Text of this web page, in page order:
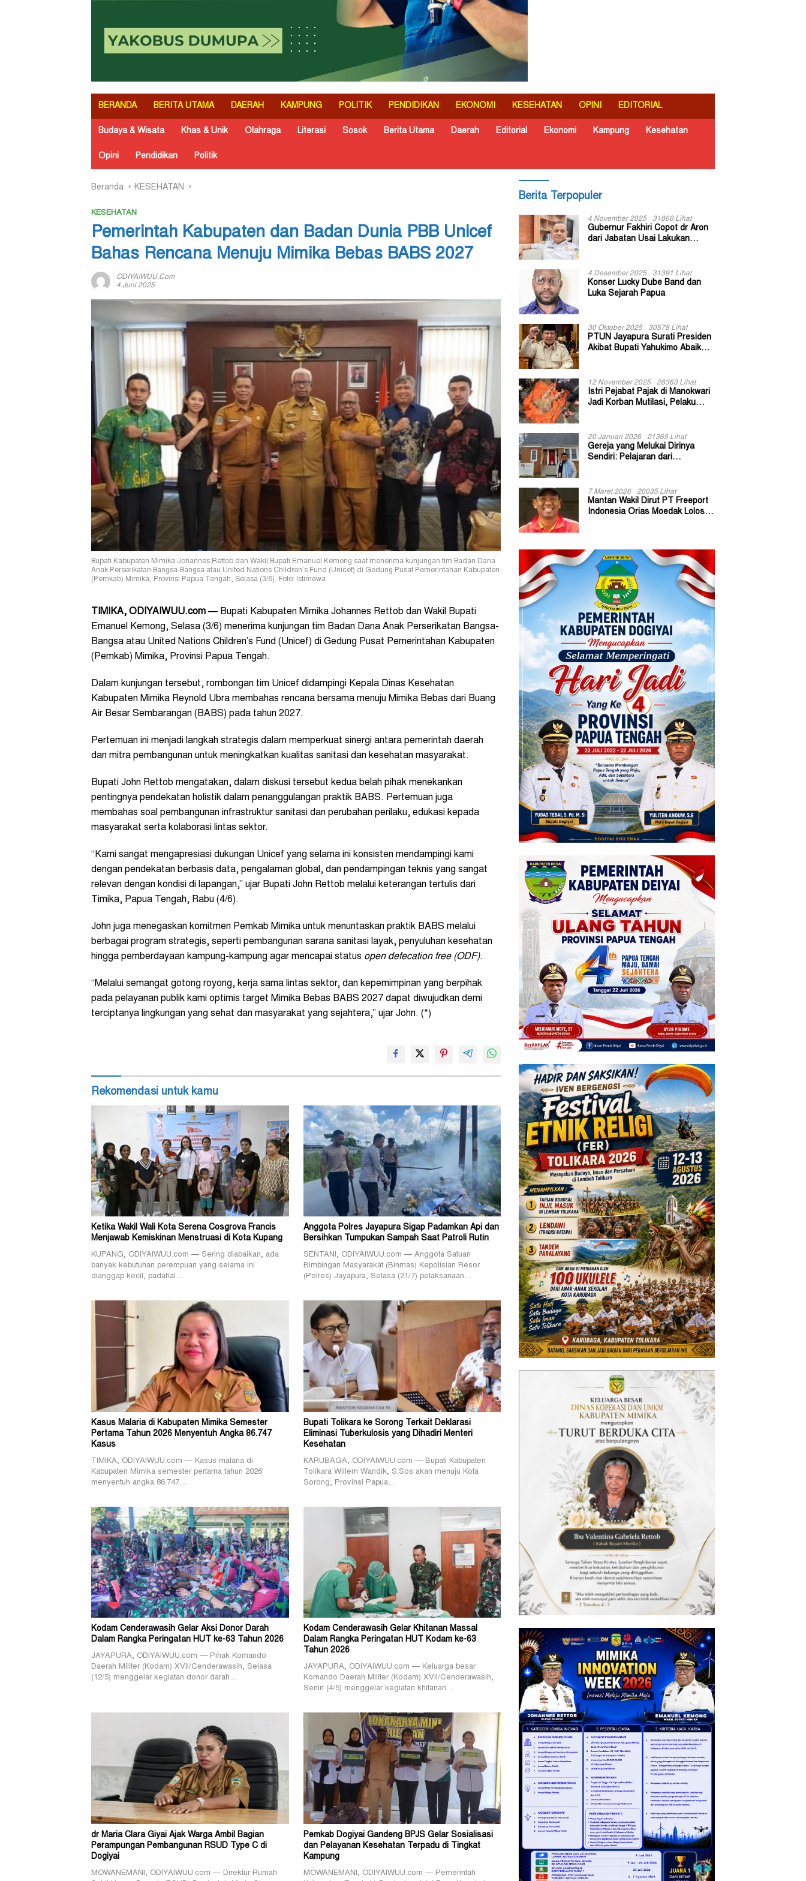
BERANDA BERITA UTAMA DAERAH KAMPUNG POLITIK PENDIDIKAN EKONOMI KESEHATAN OPINI EDITORIAL
Budaya & Wisata Khas & Unik Olahraga Literasi Sosok Berita Utama Daerah Editorial Ekonomi Kampung Kesehatan
Opini Pendidikan Politik
Beranda KESEHATAN
KESEHATAN
Pemerintah Kabupaten dan Badan Dunia PBB Unicef
Bahas Rencana Menuju Mimika Bebas BABS 2027
ODIYAIWUU.com
4 Juni 2025
Bupati Kabupaten Mimika Johannes Rettob dan Wakil Bupati Emanuel Kemong saat menerima kunjungan tim Badan Dana
Anak Perserikatan Bangsa-Bangsa atau United Nations Children’s Fund (Unicef) di Gedung Pusat Pemerintahan Kabupaten
(Pemkab) Mimika, Provinsi Papua Tengah, Selasa (3/6). Foto: Istimewa
TIMIKA, ODIYAIWUU.com — Bupati Kabupaten Mimika Johannes Rettob dan Wakil Bupati
Emanuel Kemong, Selasa (3/6) menerima kunjungan tim Badan Dana Anak Perserikatan Bangsa-
Bangsa atau United Nations Children’s Fund (Unicef) di Gedung Pusat Pemerintahan Kabupaten
(Pemkab) Mimika, Provinsi Papua Tengah.
Dalam kunjungan tersebut, rombongan tim Unicef didampingi Kepala Dinas Kesehatan
Kabupaten Mimika Reynold Ubra membahas rencana bersama menuju Mimika Bebas dari Buang
Air Besar Sembarangan (BABS) pada tahun 2027.
Pertemuan ini menjadi langkah strategis dalam memperkuat sinergi antara pemerintah daerah
dan mitra pembangunan untuk meningkatkan kualitas sanitasi dan kesehatan masyarakat.
Bupati John Rettob mengatakan, dalam diskusi tersebut kedua belah pihak menekankan
pentingnya pendekatan holistik dalam penanggulangan praktik BABS. Pertemuan juga
membahas soal pembangunan infrastruktur sanitasi dan perubahan perilaku, edukasi kepada
masyarakat serta kolaborasi lintas sektor.
“Kami sangat mengapresiasi dukungan Unicef yang selama ini konsisten mendampingi kami
dengan pendekatan berbasis data, pengalaman global, dan pendampingan teknis yang sangat
relevan dengan kondisi di lapangan,” ujar Bupati John Rettob melalui keterangan tertulis dari
Timika, Papua Tengah, Rabu (4/6).
John juga menegaskan komitmen Pemkab Mimika untuk menuntaskan praktik BABS melalui
berbagai program strategis, seperti pembangunan sarana sanitasi layak, penyuluhan kesehatan
hingga pemberdayaan kampung-kampung agar mencapai status open defecation free (ODF).
“Melalui semangat gotong royong, kerja sama lintas sektor, dan kepemimpinan yang berpihak
pada pelayanan publik kami optimis target Mimika Bebas BABS 2027 dapat diwujudkan demi
terciptanya lingkungan yang sehat dan masyarakat yang sejahtera,” ujar John. (*)
Rekomendasi untuk kamu
Ketika Wakil Wali Kota Serena Cosgrova Francis
Menjawab Kemiskinan Menstruasi di Kota Kupang
KUPANG, ODIYAIWUU.com — Sering diabaikan, ada
banyak kebutuhan perempuan yang selama ini
dianggap kecil, padahal…
Anggota Polres Jayapura Sigap Padamkan Api dan
Bersihkan Tumpukan Sampah Saat Patroli Rutin
SENTANI, ODIYAIWUU.com — Anggota Satuan
Bimbingan Masyarakat (Binmas) Kepolisian Resor
(Polres) Jayapura, Selasa (21/7) pelaksanaan…
Kasus Malaria di Kabupaten Mimika Semester
Pertama Tahun 2026 Menyentuh Angka 86.747
Kasus
TIMIKA, ODIYAIWUU.com — Kasus malaria di
Kabupaten Mimika semester pertama tahun 2026
menyentuh angka 86.747…
Bupati Tolikara ke Sorong Terkait Deklarasi
Eliminasi Tuberkulosis yang Dihadiri Menteri
Kesehatan
KARUBAGA, ODIYAIWUU.com — Bupati Kabupaten
Tolikara Willem Wandik, S.Sos akan menuju Kota
Sorong, Provinsi Papua…
Kodam Cenderawasih Gelar Aksi Donor Darah
Dalam Rangka Peringatan HUT ke-63 Tahun 2026
JAYAPURA, ODIYAIWUU.com — Pihak Komando
Daerah Militer (Kodam) XVII/Cenderawasih, Selasa
(12/5) menggelar kegiatan donor darah…
Kodam Cenderawasih Gelar Khitanan Massal
Dalam Rangka Peringatan HUT Kodam ke-63
Tahun 2026
JAYAPURA, ODIYAIWUU.com — Keluarga besar
Komando Daerah Militer (Kodam) XVII/Cenderawasih,
Senin (4/5) menggelar kegiatan khitanan…
dr Maria Clara Giyai Ajak Warga Ambil Bagian
Perampungan Pembangunan RSUD Type C di
Dogiyai
MOWANEMANI, ODIYAIWUU.com — Direktur Rumah
Pemkab Dogiyai Gandeng BPJS Gelar Sosialisasi
dan Pelayanan Kesehatan Terpadu di Tingkat
Kampung
MOWANEMANI, ODIYAIWUU.com — Pemerintah
Berita Terpopuler
4 November 2025 31866 Lihat
Gubernur Fakhiri Copot dr Aron
dari Jabatan Usai Lakukan
4 Desember 2025 31391 Lihat
Konser Lucky Dube Band dan
Luka Sejarah Papua
30 Oktober 2025 30578 Lihat
PTUN Jayapura Surati Presiden
Akibat Bupati Yahukimo Abaikan
12 November 2025 28363 Lihat
Istri Pejabat Pajak di Manokwari
Jadi Korban Mutilasi, Pelaku
20 Januari 2026 21365 Lihat
Gereja yang Melukai Dirinya
Sendiri: Pelajaran dari
7 Maret 2026 20035 Lihat
Mantan Wakil Dirut PT Freeport
Indonesia Orias Moedak Lolos